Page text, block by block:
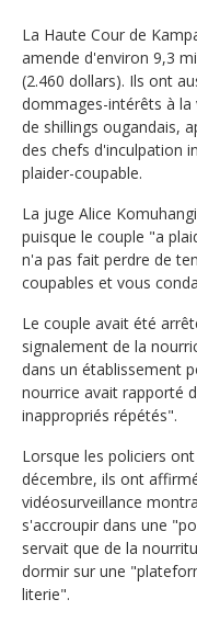
La Haute Cour de
amende d'environ 9,3
(2.460 dollars). Ils ont
dommages-intérêts à la
de shillings ougandais,
des chefs d'inculpation
plaider-coupable.
La juge Alice
puisque le couple "a
n'a pas fait perdre de
coupables et vous
Le couple avait été
signalement de la
dans un établissement
nourrice avait rapporté
inappropriés répétés".
Lorsque les policiers
décembre, ils ont
vidéosurveillance
s'accroupir dans une
servait que de la
dormir sur une
literie".